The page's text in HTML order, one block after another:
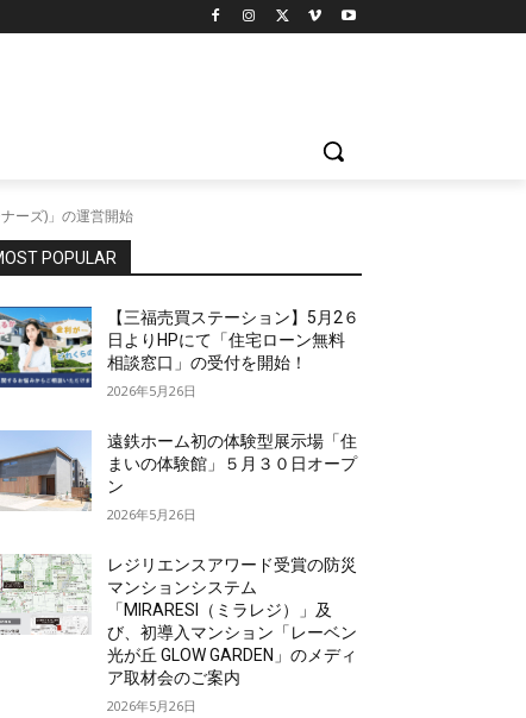
ーズ)」の運営開始
POPULAR
【三福売買ステーション】5月2６
日よりHPにて「住宅ローン無料
相談窓口」の受付を開始！
2026年5月26日
遠鉄ホーム初の体験型展示場「住
まいの体験館」５月３０日オープ
ン
2026年5月26日
レジリエンスアワード受賞の防災
マンションシステム
「MIRARESI（ミラレジ）」及
び、初導入マンション「レーベン
光が丘 GLOW GARDEN」のメディ
ア取材会のご案内
2026年5月26日